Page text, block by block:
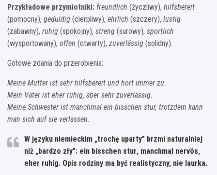
Przykładowe przymiotniki: freundlich (życzliwy), hilfsbereit
(pomocny), geduldig (cierpliwy), ehrlich (szczery), lustig
(zabawny), ruhig (spokojny), streng (surowy), sportlich
(wysportowany), offen (otwarty), zuverlässig (solidny).
Gotowe zdania do przerobienia:
Meine Mutter ist sehr hilfsbereit und hört immer zu.
Mein Vater ist eher ruhig, aber sehr zuverlässig.
Meine Schwester ist manchmal ein bisschen stur, trotzdem kann
man sich auf sie verlassen.
W języku niemieckim „trochę uparty” brzmi naturalniej
niż „bardzo zły”: ein bisschen stur, manchmal nervös,
eher ruhig. Opis rodziny ma być realistyczny, nie laurka.